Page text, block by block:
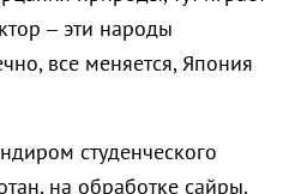
– эти народы
все меняется, Япония
студенческого
на обработке сайры.